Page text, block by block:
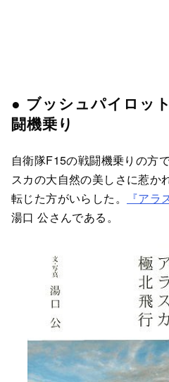
● ブッシュパイロッ
闘機乗り
自衛隊F15の戦闘機乗りの方
スカの大自然の美しさに惹か
転じた方がいらした。
『アラ
湯口 公さんである。